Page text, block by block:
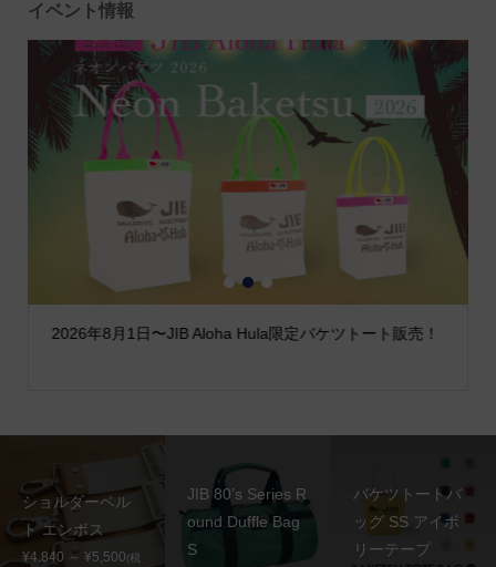
イベント情報
2026年8月1日〜JIB Aloha Hula限定バケツトート販売！
1 2 3
ショルダーベル
ト エンボス
¥4,840 ～ ¥5,500(税
JIB 80’s Series R
ound Duffle Bag
S
バケツトートバ
ッグ SS アイボ
リーテープ